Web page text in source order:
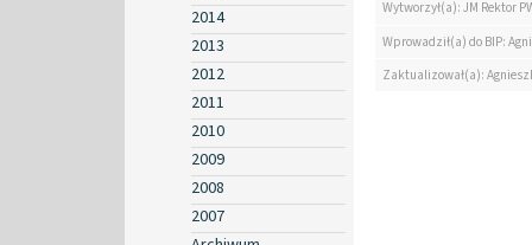
2014
2013
2012
2011
2010
2009
2008
2007
Wytworzył(a): JM Rektor
Wprowadził(a) do BIP:
Zaktualizował(a):